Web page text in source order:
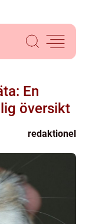
En
översikt
redaktionel